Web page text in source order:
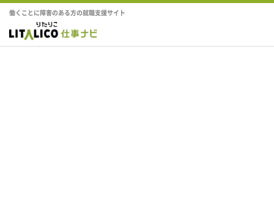
働くことに障害のある方の就職支援サイト